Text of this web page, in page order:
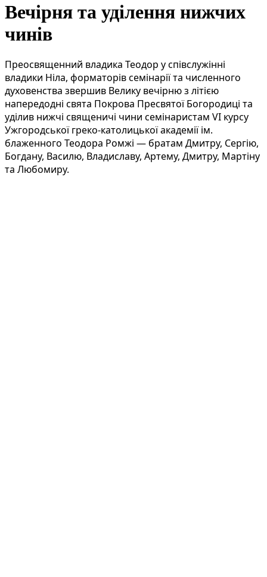
Вечірня та уділення нижчих
чинів
Преосвященний владика Теодор у співслужінні
владики Ніла, форматорів семінарії та численного
духовенства звершив Велику вечірню з літією
напередодні свята Покрова Пресвятої Богородиці та
уділив нижчі священичі чини семінаристам VI курсу
Ужгородської греко-католицької академії ім.
блаженного Теодора Ромжі — братам Дмитру, Сергію,
Богдану, Василю, Владиславу, Артему, Дмитру, Мартіну
та Любомиру.